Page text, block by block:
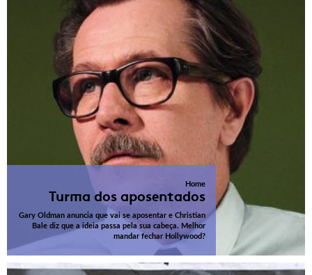
Home
Turma dos aposentados
Gary Oldman anuncia que vai se aposentar e Christian
Bale diz que a ideia passa pela sua cabeça. Melhor
mandar fechar Hollywood?